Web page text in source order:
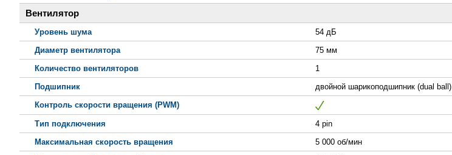
Вентилятор
Уровень шума
54 дБ
Диаметр вентилятора
75 мм
Количество вентиляторов
1
Подшипник
двойной шарикоподшипник (dual ball)
Контроль скорости вращения (PWM)
Тип подключения
4 pin
Максимальная скорость вращения
5 000 об/мин